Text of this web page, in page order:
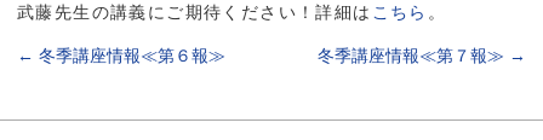
武藤先生の講義にご期待ください！詳細は こちら 。
← 冬季講座情報≪第６報≫ 冬季講座情報≪第７報≫ →